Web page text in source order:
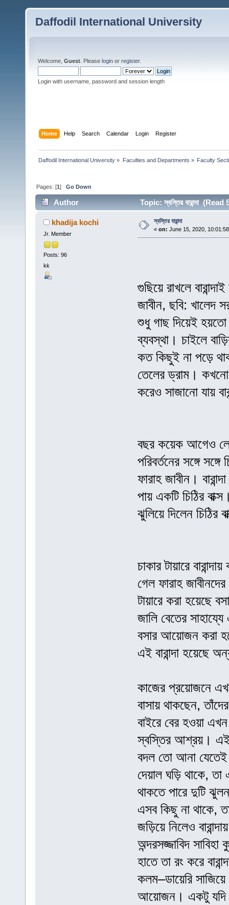
Daffodil International University
Welcome, Guest . Please login or register.
Login with username, password and session length
Home Help Search Calendar Login Register
Daffodil International University » Faculties and Departments » Faculty
Pages: [1]Go Down
Author Topic: স্বস্তির বারান্দা
khadija kochi
Jr. Member
Posts: 96
kk
স্বস্তির বারান্দা
« on: June 15, 2020,
গুছিয়ে রাখলে
জাবীন, ছবি: খালেদ
শুধু গাছ দিয়েই
ব্যবস্থা। চাইলে
কত কিছুই না পড়ে
তেলের ড্রাম।
করেও সাজানো যায়
বছর কয়েক আগেও
পরিবর্তনের সঙ্গে
ফারাহ জাবীন।
পায় একটি চিঠির
ঝুলিয়ে দিলেন চিঠির
চাকার টায়ারে
গেল ফারাহ
টায়ারে করা হয়েছে
জালি বেতের
বসার আয়োজন করা
এই বারান্দা হয়েছে
কাজের প্রয়োজনে
বাসায় থাকছেন,
বাইরে বের হওয়া
স্বস্তির আশ্রয়। এই
বদল তো আনা
দেয়াল ঘড়ি থাকে, তা
থাকতে পারে দুটি
এসব কিছু না থাকে,
জড়িয়ে নিলেও
অন্দরসজ্জাবিদ
হাতে তা রং করে
কলম–ডায়েরি সাজিয়ে
আয়োজন। একটু যদি